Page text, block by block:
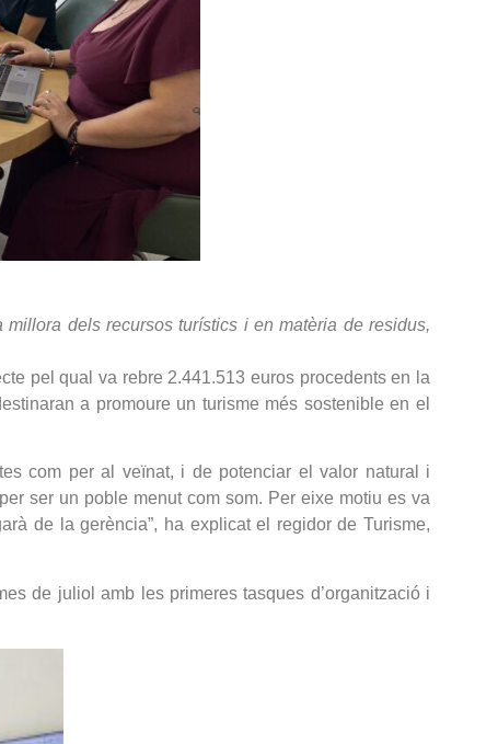
dels recursos turístics i en matèria de residus,
pel qual va rebre 2.441.513 euros procedents en la
a promoure un turisme més sostenible en el
com per al veïnat, i de potenciar el valor natural i
ser un poble menut com som. Per eixe motiu es va
de la gerència”, ha explicat el regidor de Turisme,
de juliol amb les primeres tasques d’organització i